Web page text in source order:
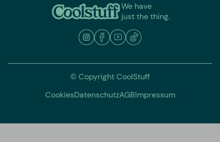
We have
just the thing.
© Copyright CoolStuff
CookiesDatenschutzAGBImpressum